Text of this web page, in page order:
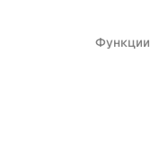
Функции